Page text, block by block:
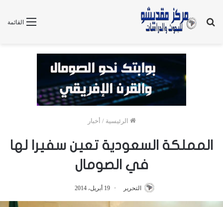
القائمة
بحث
الرئيسية / أخبار
المملكة السعودية تعين سفيرا لها
في الصومال
التحرير 19 أبريل، 2014